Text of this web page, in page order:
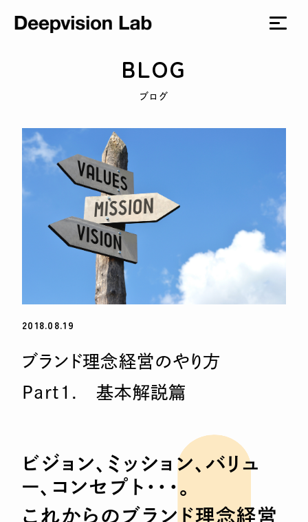
BLOG
ブログ
2018.08.19
ブランド理念経営のやり方
Part1. 基本解説篇
ビジョン、ミッション、バリュ
ー、コンセプト・・・。
これからのブランド理念経営